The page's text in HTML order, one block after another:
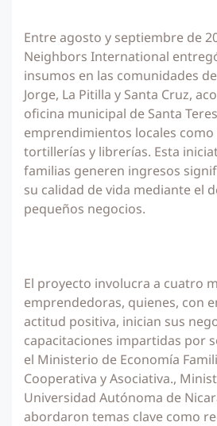
Entre agosto y septiembre de
Neighbors International
insumos en las comunidades
Jorge, La Pitilla y Santa Cruz,
oficina municipal de Santa
emprendimientos locales como
tortillerías y librerías. Esta
familias generen ingresos
su calidad de vida mediante el
pequeños negocios.
El proyecto involucra a cuatro
emprendedoras, quienes, con
actitud positiva, inician sus
capacitaciones impartidas por
el Ministerio de Economía
Cooperativa y Asociativa.,
Universidad Autónoma de
abordaron temas clave como